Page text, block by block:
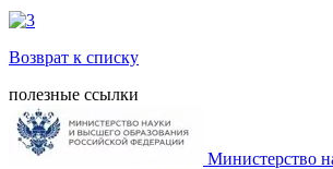
Возврат к списку
полезные ссылки
Министерство